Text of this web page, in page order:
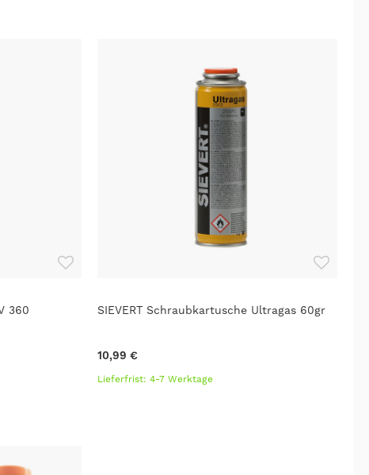
360 SIEVERT Schraubkartusche Ultragas 60gr
10,99 €
Lieferfrist: 4-7 Werktage